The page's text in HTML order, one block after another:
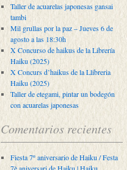
Taller de acuarelas japonesas gansai
tambi
Mil grullas por la paz – Jueves 6 de
agosto a las 18:30h
X Concurso de haikus de la Librería
Haiku (2025)
X Concurs d’haikus de la Llibreria
Haiku (2025)
Taller de etegami, pintar un bodegón
con acuarelas japonesas
Comentarios recientes
Fiesta 7º aniversario de Haiku / Festa